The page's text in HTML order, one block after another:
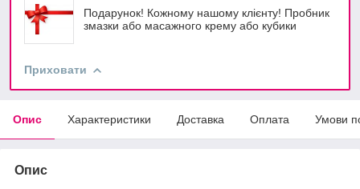
Подарунок! Кожному нашому клієнту! Пробник
змазки або масажного крему або кубики
Приховати
Опис Характеристики Доставка Оплата Умови
Опис